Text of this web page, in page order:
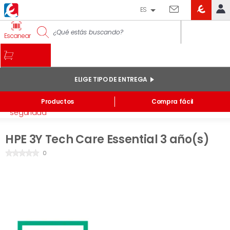
IDENTIFÍCATE
Pedidos online
Mis productos comprados en tienda y online
INFORMACIÓN GENERAL
ES
Escanear
Productos
ELIGE TIPO DE ENTREGA
Compra fácil
Electrónica
Software y
seguridad
HPE 3Y Tech Care Essential 3 año(s)
0